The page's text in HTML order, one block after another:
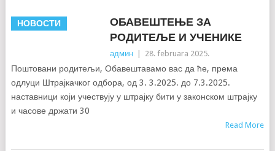
НОВОСТИ
ОБАВЕШТЕЊЕ ЗА
РОДИТЕЉЕ И УЧЕНИКЕ
админ 28. februara 2025.
Поштовани родитељи, Обавештавамо вас да ће, према
одлуци Штрајкачког одбора, од 3. 3.2025. до 7.3.2025.
наставници који учествују у штрајку бити у законском штрајку
и часове држати 30
Read More